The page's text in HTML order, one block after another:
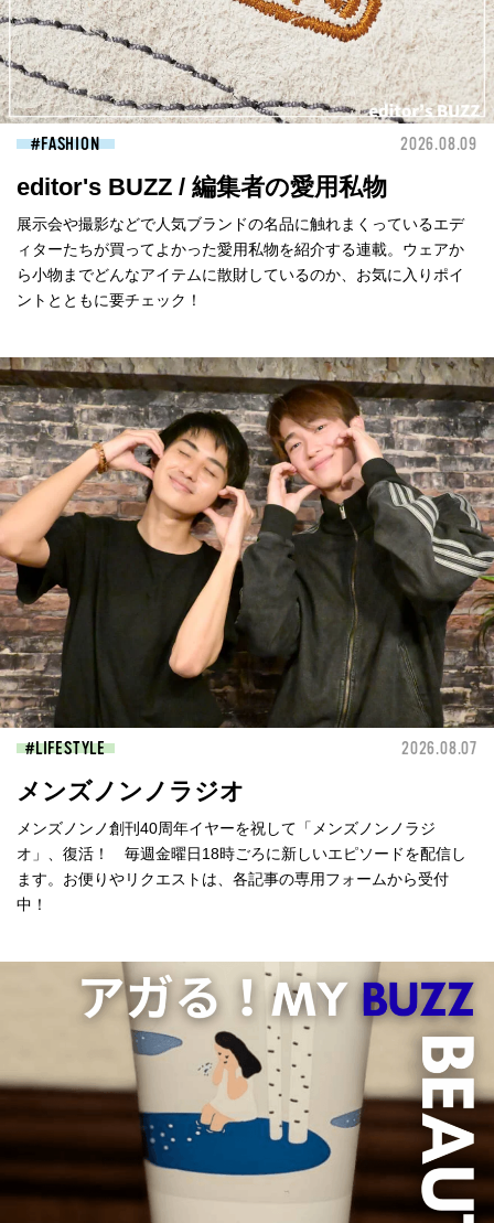
FASHION 2026.08.09
editor's BUZZ / 編集者の愛用私物
展示会や撮影などで人気ブランドの名品に触れまくっているエデ
ィターたちが買ってよかった愛用私物を紹介する連載。ウェアか
ら小物までどんなアイテムに散財しているのか、お気に入りポイ
ントとともに要チェック！
LIFESTYLE 2026.08.07
メンズノンノラジオ
メンズノンノ創刊40周年イヤーを祝して「メンズノンノラジ
オ」、復活！ 毎週金曜日18時ごろに新しいエピソードを配信し
ます。お便りやリクエストは、各記事の専用フォームから受付
中！